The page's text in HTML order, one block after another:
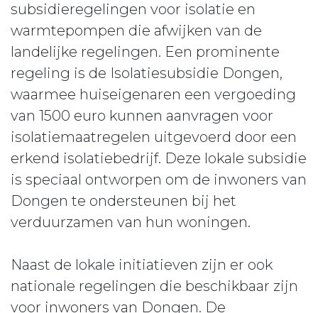
subsidieregelingen voor isolatie en
warmtepompen die afwijken van de
landelijke regelingen. Een prominente
regeling is de Isolatiesubsidie Dongen,
waarmee huiseigenaren een vergoeding
van 1500 euro kunnen aanvragen voor
isolatiemaatregelen uitgevoerd door een
erkend isolatiebedrijf. Deze lokale subsidie
is speciaal ontworpen om de inwoners van
Dongen te ondersteunen bij het
verduurzamen van hun woningen.
Naast de lokale initiatieven zijn er ook
nationale regelingen die beschikbaar zijn
voor inwoners van Dongen. De